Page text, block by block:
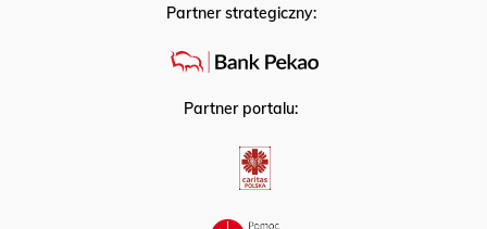
Partner strategiczny:
Partner portalu: